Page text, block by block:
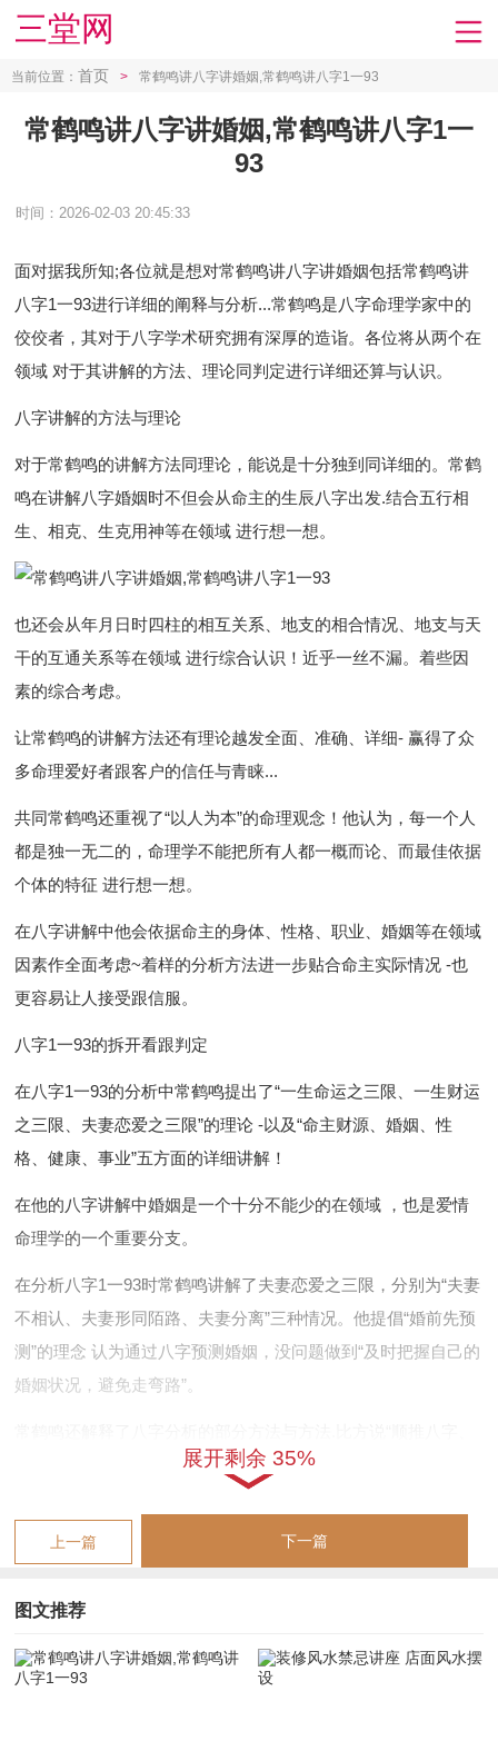
三堂网
当前位置： 首页 > 常鹤鸣讲八字讲婚姻,常鹤鸣讲八字1一93
常鹤鸣讲八字讲婚姻,常鹤鸣讲八字1一
93
时间：2026-02-03 20:45:33
面对据我所知; 各位就是想对常鹤鸣讲八字讲婚姻包括常鹤鸣讲
八字1一93进行详细的阐释与分析...常鹤鸣是八字命理学家中的
佼佼者，其对于八字学术研究拥有深厚的造诣。各位将从两个在
领域 对于其讲解的方法、理论同判定进行详细还算与认识。
八字讲解的方法与理论
对于常鹤鸣的讲解方法同理论，能说是十分独到同详细的。常鹤
鸣在讲解八字婚姻时不但会从命主的生辰八字出发.结合五行相
生、相克、生克用神等在领域 进行想一想。
也还会从年月日时四柱的相互关系、地支的相合情况、地支与天
干的互通关系等在领域 进行综合认识！近乎一丝不漏。着些因
素的综合考虑。
让常鹤鸣的讲解方法还有理论越发全面、准确、详细- 赢得了众
多命理爱好者跟客户的信任与青睐...
共同常鹤鸣还重视了“以人为本”的命理观念！他认为，每一个人
都是独一无二的，命理学不能把所有人都一概而论、而最佳依据
个体的特征 进行想一想。
在八字讲解中他会依据命主的身体、性格、职业、婚姻等在领域
因素作全面考虑~着样的分析方法进一步贴合命主实际情况 -也
更容易让人接受跟信服。
八字1一93的拆开看跟判定
在八字1一93的分析中常鹤鸣提出了“一生命运之三限、一生财运
之三限、夫妻恋爱之三限”的理论 -以及“命主财源、婚姻、性
格、健康、事业”五方面的详细讲解！
在他的八字讲解中婚姻是一个十分不能少的在领域 ，也是爱情
命理学的一个重要分支。
在分析八字1一93时常鹤鸣讲解了夫妻恋爱之三限，分别为“夫妻
不相认、夫妻形同陌路、夫妻分离”三种情况。他提倡“婚前先预
测”的理念 认为通过八字预测婚姻，没问题做到“及时把握自己的
婚姻状况，避免走弯路”。
逆推八字”、“主旺用神、从旺用神”等等。通过着些方法与方法.
姻状况，更好地为命主提供八字分析服务。
☑属虎男1998年运程 1998属虎男2026年运势及运程
展开剩余 35%
上一篇 下一篇
图文推荐